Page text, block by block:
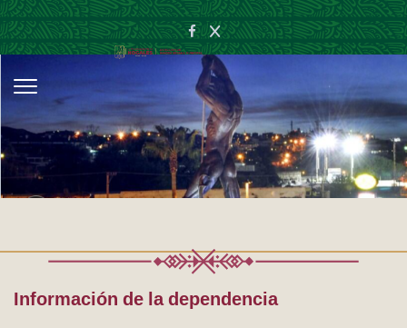
Información de la dependencia